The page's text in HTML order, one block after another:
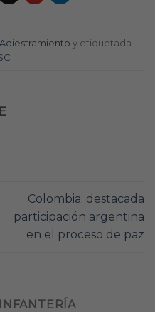
Adiestramiento y etiquetada
Colombia: destacada
participación argentina
en el proceso de paz